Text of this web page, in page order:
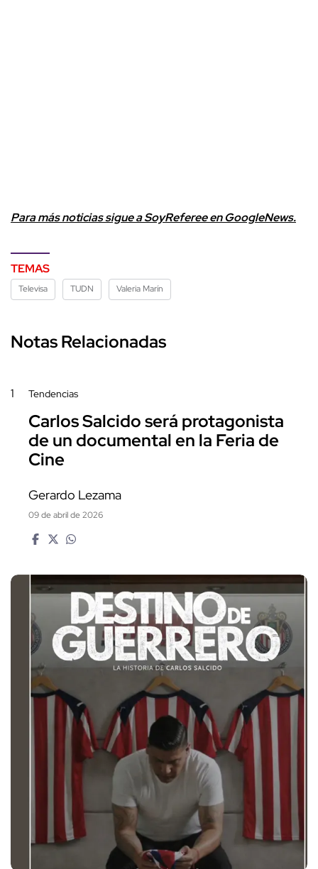
Para más noticias sigue a SoyReferee en GoogleNews.
TEMAS
Televisa TUDN Valeria Marín
Notas Relacionadas
1 Tendencias
Carlos Salcido será protagonista
de un documental en la Feria de
Cine
Gerardo Lezama
09 de abril de 2026